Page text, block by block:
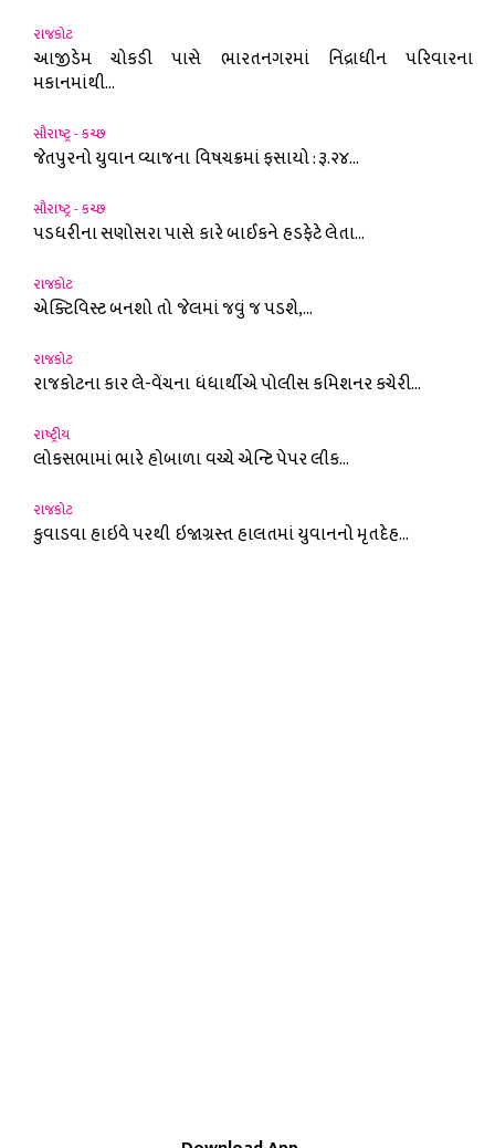
રાજકોટ
આજીડેમ ચોકડી પાસે ભારતનગરમાં નિંદ્રાધીન પરિવારના
મકાનમાંથી...
સૌરાષ્ટ્ર - કચ્છ
જેતપુરનો યુવાન વ્યાજના વિષચક્રમાં ફસાયો : રૂ.૨૪...
સૌરાષ્ટ્ર - કચ્છ
પડધરીના સણોસરા પાસે કારે બાઈકને હડફેટે લેતા...
રાજકોટ
એક્ટિવિસ્ટ બનશો તો જેલમાં જવું જ પડશે,...
રાજકોટ
રાજકોટના કાર લે-વેંચના ધંધાર્થીએ પોલીસ કમિશનર કચેરી...
રાષ્ટ્રીય
લોકસભામાં ભારે હોબાળા વચ્ચે એન્ટિ પેપર લીક...
રાજકોટ
કુવાડવા હાઇવે પરથી ઇજાગ્રસ્ત હાલતમાં યુવાનનો મૃતદેહ...